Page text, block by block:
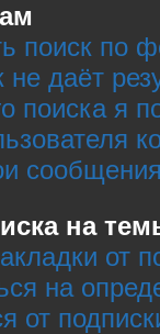
поиск по
даёт
поиска я
на
от
на
от